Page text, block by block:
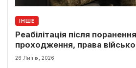
ІНШЕ
Реабілітація після
проходження, права
виплати
26 Липня, 2026